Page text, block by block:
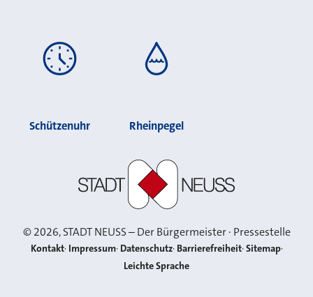
Schützenuhr Rheinpegel
©2026, STADT NEUSS – Der Bürgermeister · Pressestelle
Kontakt Impressum Datenschutz Barrierefreiheit Sitemap
Leichte Sprache